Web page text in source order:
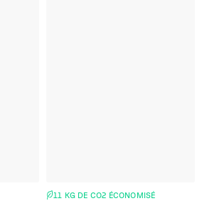
11 KG DE CO2 ÉCONOMISÉ